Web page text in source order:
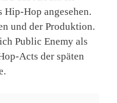
Hop angesehen.
und der Produktion.
Public Enemy als
Acts der späten